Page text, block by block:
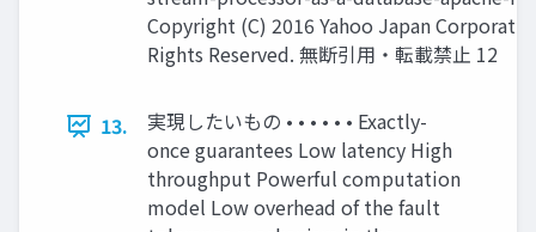
Copyright (C) 2016 Yahoo Japan
Rights Reserved. 無断引用・転載禁止 12
13.
実現したいもの • • • • • • Exactly-
once guarantees Low latency High
throughput Powerful computation
model Low overhead of the fault